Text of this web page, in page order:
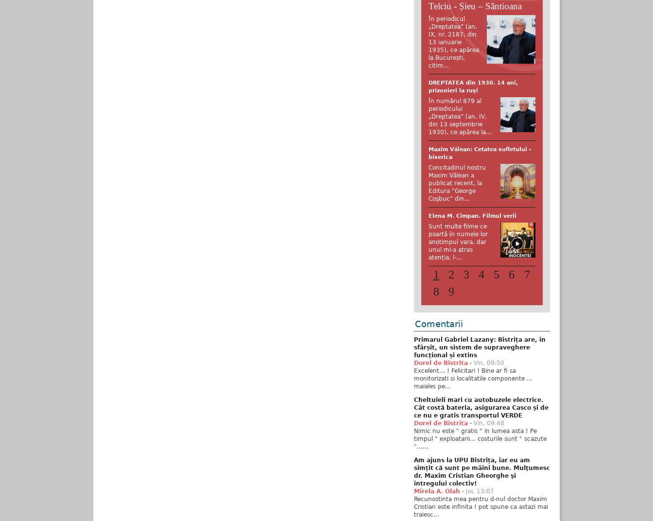
Telciu - Șieu – Sântioana
În periodicul
„Dreptatea” (an.
IX, nr. 2187, din
13 ianuarie
1935), ce apărea
la București,
citim...
DREPTATEA din 1930. 14 ani,
prizonieri la ruși
În numărul 879 al
periodicului
„Dreptatea” (an. IV,
din 13 septembrie
1930), ce apărea la...
Maxim Vălean: Cetatea sufletului -
biserica
Concitadinul nostru
Maxim Vălean a
publicat recent, la
Editura "George
Coşbuc" din...
Elena M. Cîmpan. Filmul verii
Sunt multe filme ce
poartă în numele lor
anotimpul vara, dar
unul mi-a atras
atenția, l-...
1 2 3 4 5 6
7
8
9
Comentarii
Primarul Gabriel Lazany: Bistrița are, în
sfârșit, un sistem de supraveghere
funcțional și extins
Dorel de Bistrita - Vin, 09:50
Excelent... ! Felicitari ! Bine ar fi sa
monitorizati si localitatile componente ...
maiales pe...
Cheltuieli mari cu autobuzele electrice.
Cât costă bateria, asigurarea Casco și de
ce nu e gratis transportul VERDE
Dorel de Bistrita - Vin, 09:48
Nimic nu este " gratis " in lumea asta ! Pe
timpul " exploatarii... costurile sunt " scazute
"......
Am ajuns la UPU Bistrița, iar eu am
simțit că sunt pe mâini bune. Mulţumesc
dr. Maxim Cristian Gheorghe şi
întregului colectiv!
Mirela A. Olah - Joi, 13:07
Recunostinta mea pentru d-nul doctor Maxim
Cristian este infinita ! pot spune ca astazi mai
traiesc...